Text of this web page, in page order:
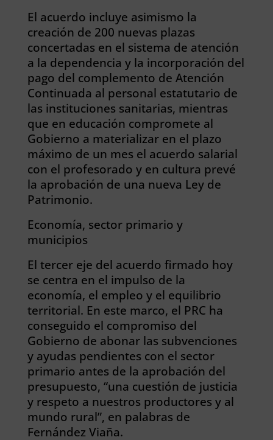
El acuerdo incluye asimismo la
creación de 200 nuevas plazas
concertadas en el sistema de atención
a la dependencia y la incorporación del
pago del complemento de Atención
Continuada al personal estatutario de
las instituciones sanitarias, mientras
que en educación compromete al
Gobierno a materializar en el plazo
máximo de un mes el acuerdo salarial
con el profesorado y en cultura prevé
la aprobación de una nueva Ley de
Patrimonio.
Economía, sector primario y
municipios
El tercer eje del acuerdo firmado hoy
se centra en el impulso de la
economía, el empleo y el equilibrio
territorial. En este marco, el PRC ha
conseguido el compromiso del
Gobierno de abonar las subvenciones
y ayudas pendientes con el sector
primario antes de la aprobación del
presupuesto, “una cuestión de justicia
y respeto a nuestros productores y al
mundo rural”, en palabras de
Fernández Viaña.